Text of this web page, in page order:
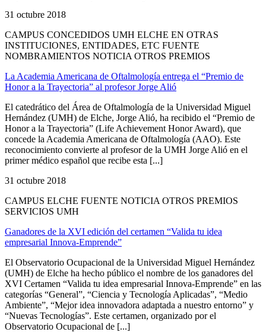
31 octubre 2018
CAMPUS CONCEDIDOS UMH ELCHE EN OTRAS
INSTITUCIONES, ENTIDADES, ETC FUENTE
NOMBRAMIENTOS NOTICIA OTROS PREMIOS
La Academia Americana de Oftalmología entrega el “Premio de
Honor a la Trayectoria” al profesor Jorge Alió
El catedrático del Área de Oftalmología de la Universidad Miguel
Hernández (UMH) de Elche, Jorge Alió, ha recibido el “Premio de
Honor a la Trayectoria” (Life Achievement Honor Award), que
concede la Academia Americana de Oftalmología (AAO). Este
reconocimiento convierte al profesor de la UMH Jorge Alió en el
primer médico español que recibe esta [...]
31 octubre 2018
CAMPUS ELCHE FUENTE NOTICIA OTROS PREMIOS
SERVICIOS UMH
Ganadores de la XVI edición del certamen “Valida tu idea
empresarial Innova-Emprende”
El Observatorio Ocupacional de la Universidad Miguel Hernández
(UMH) de Elche ha hecho público el nombre de los ganadores del
XVI Certamen “Valida tu idea empresarial Innova-Emprende” en las
categorías “General”, “Ciencia y Tecnología Aplicadas”, “Medio
Ambiente”, “Mejor idea innovadora adaptada a nuestro entorno” y
“Nuevas Tecnologías”. Este certamen, organizado por el
Observatorio Ocupacional de [...]